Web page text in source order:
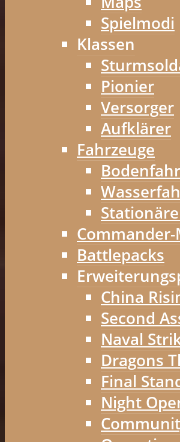
Spielmodi
Klassen
Pionier
Versorger
Aufklärer
Fahrzeuge
Battlepacks
China
Second
Naval
Dragons
Final
Night